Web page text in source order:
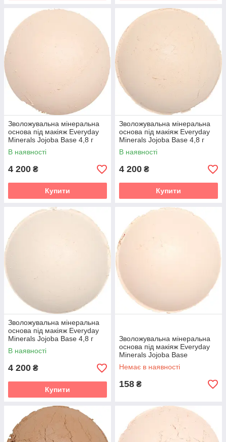
Зволожувальна мінеральна
основа під макіяж Everyday
Minerals Jojoba Base 4,8 г
В наявності
4 200 ₴
Купити
Зволожувальна мінеральна
основа під макіяж Everyday
Minerals Jojoba Base 4,8 г
Golden Light 2W
В наявності
4 200 ₴
Купити
Зволожувальна мінеральна
основа під макіяж Everyday
Minerals Jojoba Base 4,8 г
Light 2N
В наявності
4 200 ₴
Купити
Зволожувальна мінеральна
основа під макіяж Everyday
Minerals Jojoba Base
(пробник) Beige 3N
Немає в наявності
158 ₴